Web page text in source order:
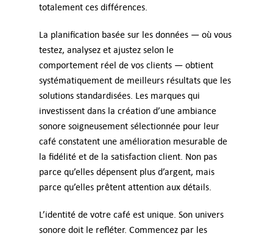
totalement ces différences.
La planification basée sur les données — où vous
testez, analysez et ajustez selon le
comportement réel de vos clients — obtient
systématiquement de meilleurs résultats que les
solutions standardisées. Les marques qui
investissent dans la création d’une ambiance
sonore soigneusement sélectionnée pour leur
café constatent une amélioration mesurable de
la fidélité et de la satisfaction client. Non pas
parce qu’elles dépensent plus d’argent, mais
parce qu’elles prêtent attention aux détails.
L’identité de votre café est unique. Son univers
sonore doit le refléter. Commencez par les